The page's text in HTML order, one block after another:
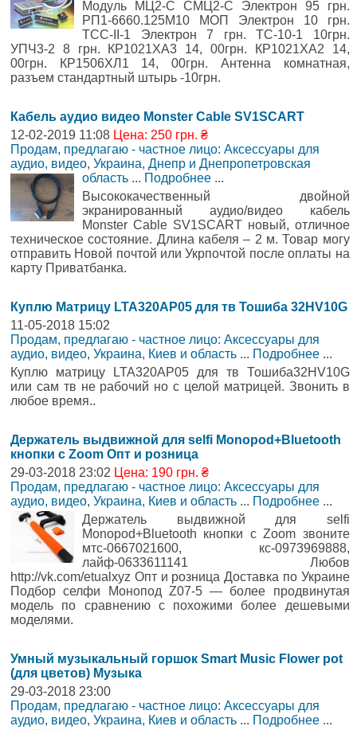
Модуль МЦ2-С СМЦ2-С Электрон 95 грн.
РП1-6660.125М10 МОП Электрон 10 грн.
ТСС-II-1 Электрон 7 грн. ТС-10-1 10грн.
УПЧ3-2 8 грн. КР1021ХА3 14, 00грн. КР1021ХА2 14,
00грн. КР1506ХЛ1 14, 00грн. Антенна комнатная,
разъем стандартный штырь -10грн.
Кабель аудио видео Monster Cable SV1SCART
12-02-2019 11:08 Цена: 250 грн. ₴
Продам, предлагаю - частное лицо: Аксессуары для
аудио, видео, Украина, Днепр и Днепропетровская
область ... Подробнее ...
Высококачественный двойной
экранированный аудио/видео кабель
Monster Cable SV1SCART новый, отличное
техническое состояние. Длина кабеля – 2 м. Товар могу
отправить Новой почтой или Укрпочтой после оплаты на
карту Приватбанка.
Куплю Матрицу LTA320AP05 для тв Тошиба 32HV10G
11-05-2018 15:02
Продам, предлагаю - частное лицо: Аксессуары для
аудио, видео, Украина, Киев и область ... Подробнее ...
Куплю матрицу LTA320AP05 для тв Тошиба32HV10G
или сам тв не рабочий но с целой матрицей. Звонить в
любое время..
Держатель выдвижной для selfi Monopod+Bluetooth
кнопки с Zoom Опт и розница
29-03-2018 23:02 Цена: 190 грн. ₴
Продам, предлагаю - частное лицо: Аксессуары для
аудио, видео, Украина, Киев и область ... Подробнее ...
Держатель выдвижной для selfi
Monopod+Bluetooth кнопки с Zoom звоните
мтс-0667021600, кс-0973969888,
лайф-0633611141 Любов
http://vk.com/etualxyz Опт и розница Доставка по Украине
Подбор селфи Монопод Z07-5 — более продвинутая
модель по сравнению с похожими более дешевыми
моделями.
Умный музыкальный горшок Smart Music Flower pot
(для цветов) Музыка
29-03-2018 23:00
Продам, предлагаю - частное лицо: Аксессуары для
аудио, видео, Украина, Киев и область ... Подробнее ...